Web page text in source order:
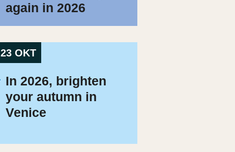
again in 2026
23 OKT
In 2026, brighten
your autumn in
Venice